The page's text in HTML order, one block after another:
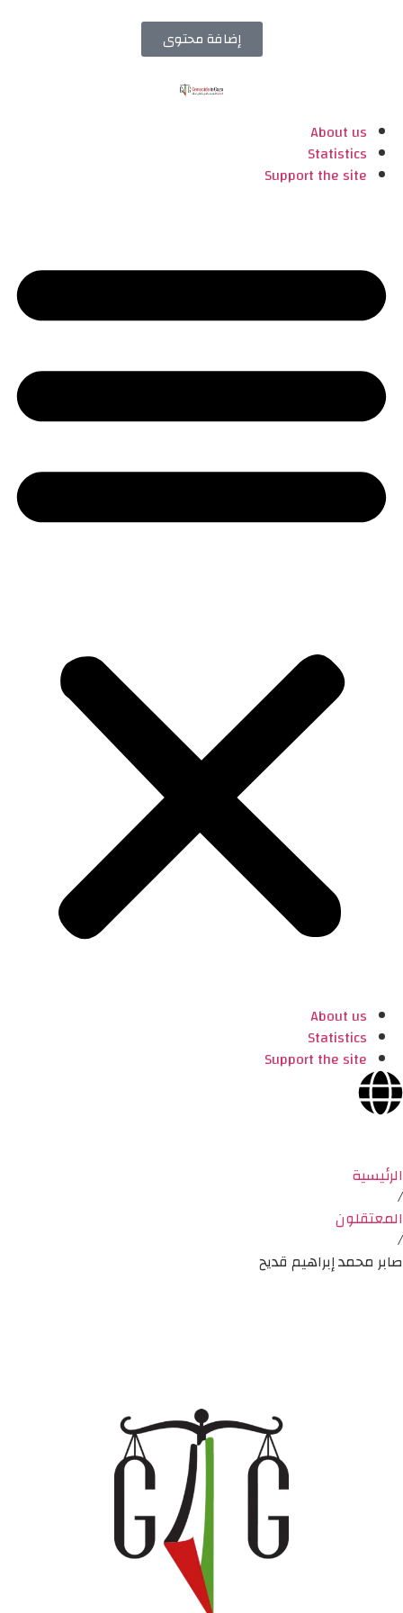
إضافة محتوى
About us
Statistics
Support the site
About us
Statistics
Support the site
الرئيسية
/
المعتقلون
/
صابر محمد إبراهيم قديح